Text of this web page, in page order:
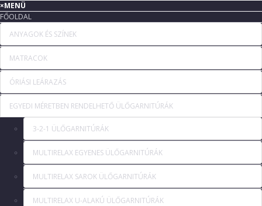
×MENÜ
FŐOLDAL
ANYAGOK ÉS SZÍNEK
MATRACOK
ÓRIÁSI LEÁRAZÁS
EGYEDI MÉRETBEN RENDELHETŐ ÜLŐGARNITÚRÁK
3-2-1 ÜLŐGARNITÚRÁK
MULTIRELAX EGYENES ÜLŐGARNITÚRÁK
MULTIRELAX SAROK ÜLŐGARNITÚRÁK
MULTIRELAX U-ALAKÚ ÜLŐGARNITÚRÁK